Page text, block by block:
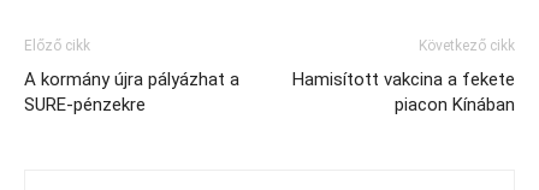
Előző cikk
A kormány újra pályázhat a
SURE-pénzekre
Következő cikk
Hamisított vakcina a fekete
piacon Kínában